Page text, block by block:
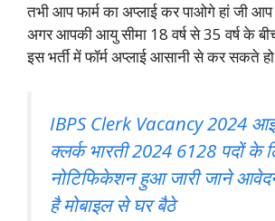
तभी आप फार्म का अप्लाई कर पाओगे हां जी आप
अगर आपकी आयु सीमा 18 वर्ष से 35 वर्ष के
इस भर्ती में फॉर्म अप्लाई आसानी से कर सकते हो
IBPS Clerk Vacancy 2024
क्लर्क भारती 2024 6128 पदों के
नोटिफिकेशन हुआ जारी जाने
है मोबाइल से घर बैठे